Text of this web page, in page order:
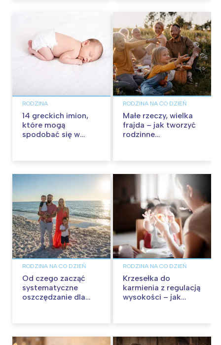
RODZINA
14 greckich imion,
które mogą
spodobać się w
RODZINA NA CO DZIEŃ
Małe rzeczy, wielka
frajda – jak tworzyć
rodzinne
RODZINA NA CO DZIEŃ
Od czego zacząć
systematyczne
oszczędzanie dla
RODZINA NA CO DZIEŃ
Krzesełka do
karmienia z regulacją
wysokości – jak